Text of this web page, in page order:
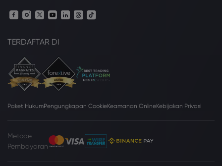
TERDAFTAR DI
Paket HukumPengungkapan CookieKeamanan OnlineKebijakan Privasi
Metode
Pembayaran